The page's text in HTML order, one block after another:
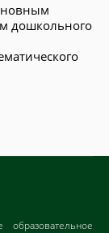
дошкольного
образовательное